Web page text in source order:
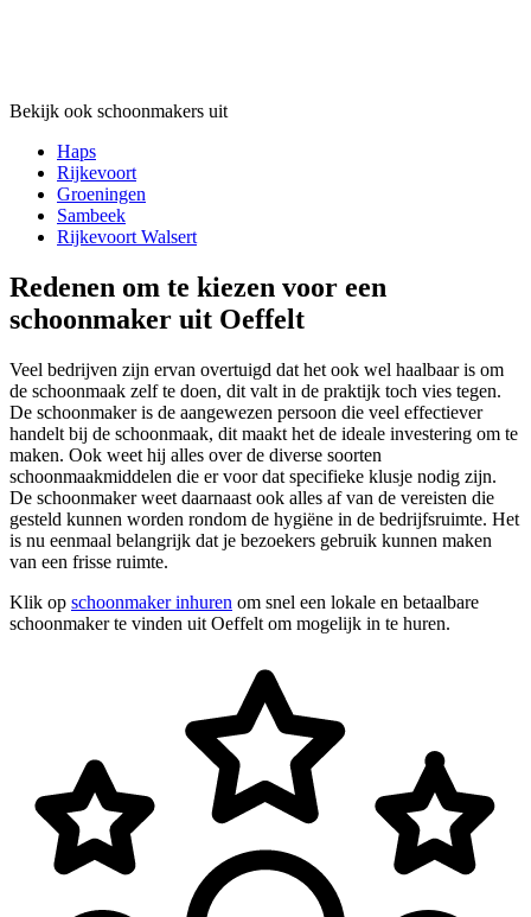
Bekijk ook schoonmakers uit
Haps
Rijkevoort
Groeningen
Sambeek
Rijkevoort Walsert
Redenen om te kiezen voor een
schoonmaker uit Oeffelt
Veel bedrijven zijn ervan overtuigd dat het ook wel haalbaar is om
de schoonmaak zelf te doen, dit valt in de praktijk toch vies tegen.
De schoonmaker is de aangewezen persoon die veel effectiever
handelt bij de schoonmaak, dit maakt het de ideale investering om te
maken. Ook weet hij alles over de diverse soorten
schoonmaakmiddelen die er voor dat specifieke klusje nodig zijn.
De schoonmaker weet daarnaast ook alles af van de vereisten die
gesteld kunnen worden rondom de hygiëne in de bedrijfsruimte. Het
is nu eenmaal belangrijk dat je bezoekers gebruik kunnen maken
van een frisse ruimte.
Klik op schoonmaker inhuren om snel een lokale en betaalbare
schoonmaker te vinden uit Oeffelt om mogelijk in te huren.